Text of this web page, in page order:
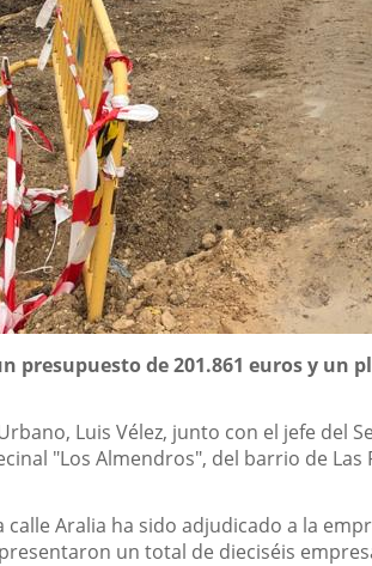
presupuesto de 201.861 euros y un
Luis Vélez, junto con el jefe del
"Los Almendros", del barrio de
Aralia ha sido adjudicado a la
un total de dieciséis